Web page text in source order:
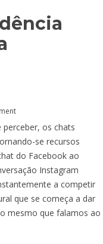
os chats
se recursos
do Facebook ao
Instagram
a competir
que se começa a dar
mesmo que falamos ao